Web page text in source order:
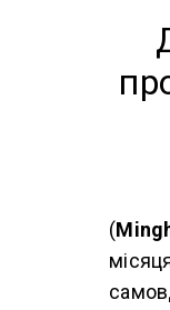
(